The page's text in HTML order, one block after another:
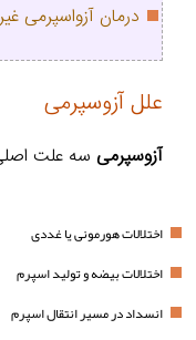
درمان آزواسپرمی
علل آزوسپرمی
آزوسپرمی سه علت اصلی
اختلالات هورمونی یا غددی
اختلالات بیضه و تولید اسپرم
انسداد در مسیر انتقال اسپرم